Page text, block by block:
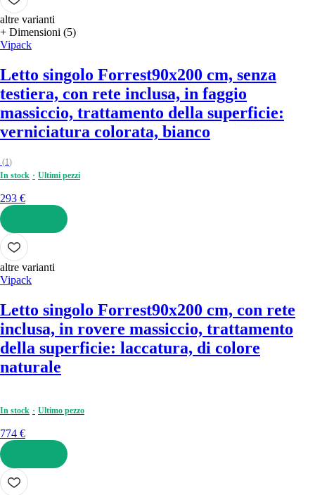
altre varianti
+ Dimensioni (5)
Vipack
Letto singolo Forrest90x200 cm, senza
testiera, con rete inclusa, in faggio
massiccio, trattamento della superficie:
verniciatura colorata, bianco
(1)
In stock
Ultimi pezzi
293 €
AGGIUNGI
altre varianti
Vipack
Letto singolo Forrest90x200 cm, con rete
inclusa, in rovere massiccio, trattamento
della superficie: laccatura, di colore
naturale
In stock Ultimo pezzo
774 €
AGGIUNGI